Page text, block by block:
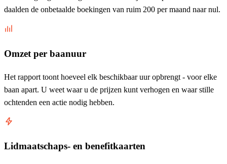
daalden de onbetaalde boekingen van ruim 200 per maand naar nul.
Omzet per baanuur
Het rapport toont hoeveel elk beschikbaar uur opbrengt - voor elke
baan apart. U weet waar u de prijzen kunt verhogen en waar stille
ochtenden een actie nodig hebben.
Lidmaatschaps- en benefitkaarten